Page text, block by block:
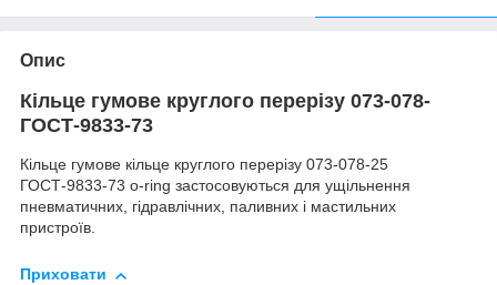
Опис
Кільце гумове круглого перерізу 073-078-
ГОСТ-9833-73
Кільце гумове кільце круглого перерізу 073-078-25
ГОСТ-9833-73 o-ring застосовуються для ущільнення
пневматичних, гідравлічних, паливних і мастильних
пристроїв.
Приховати